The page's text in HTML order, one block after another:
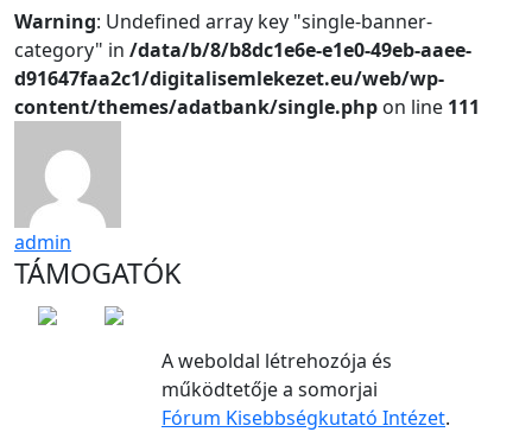
Warning: Undefined array key "single-banner-
category" in /data/b/8/b8dc1e6e-e1e0-49eb-aaee-
d91647faa2c1/digitalisemlekezet.eu/web/wp-
content/themes/adatbank/single.php on line 111
admin
TÁMOGATÓK
A weboldal létrehozója és
működtetője a somorjai
Fórum Kisebbségkutató Intézet.